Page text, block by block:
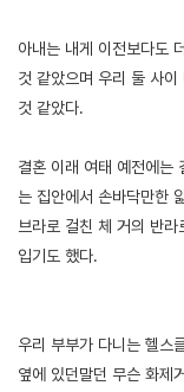
아내는 내게 이전보다도
것 같았으며 우리 둘 사
것 같았다.
결혼 이래 여태 예전에는
는 집안에서 손바닥만한
브라로 걸친 체 거의 반
입기도 했다.
우리 부부가 다니는 헬스
옆에 있던말던 무슨 화제